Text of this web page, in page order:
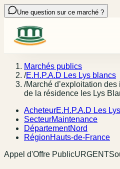
Une question sur ce marché ?
Marchés publics
/E.H.P.A.D Les Lys blancs
/Marché d’exploitation
de la résidence les Lys
AcheteurE.H.P.A.D Les
SecteurMaintenance
DépartementNord
RégionHauts-de-France
Appel d'Offre PublicURGENT